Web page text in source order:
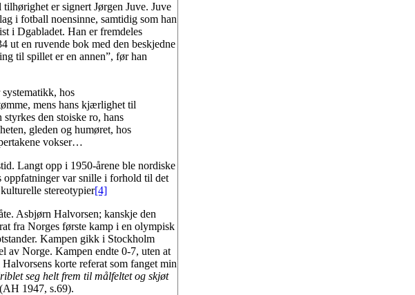
er signert Jørgen Juve. Juve
i fotball noensinne, samtidig som han
i Dgabladet. Han er fremdeles
ut en ruvende bok med den beskjedne
til spillet er en annen”, før han
hos
mens hans kjærlighet til
den stoiske ro, hans
gleden og humøret, hos
vokser…
Langt opp i 1950-årene ble nordiske
oppfatninger var snille i forhold til det
stereotypier[4]
Asbjørn Halvorsen; kanskje den
fra Norges første kamp i en olympisk
Kampen gikk i Stockholm
av Norge. Kampen endte 0-7, uten at
korte referat som fanget min
seg helt frem til målfeltet og skjøt
1947, s.69).